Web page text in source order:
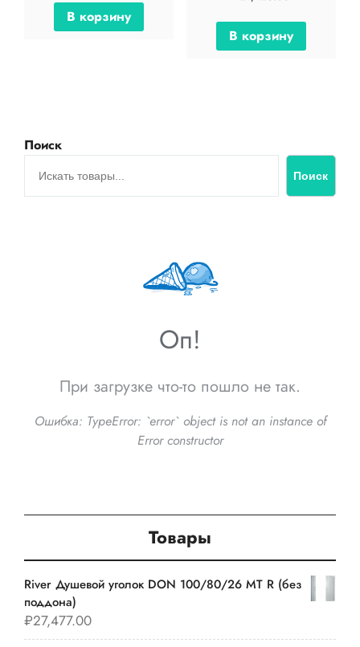
В корзину
В корзину
Поиск
Поиск
Оп!
При загрузке что-то пошло не так.
Ошибка: TypeError: `error` object is not an instance of
Error constructor
Товары
River Душевой уголок DON 100/80/26 MT R (без
поддона)
₽27,477.00